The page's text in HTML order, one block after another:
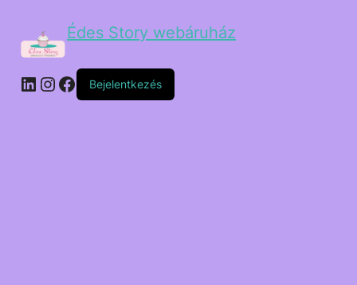
Édes Story webáruház
Bejelentkezés